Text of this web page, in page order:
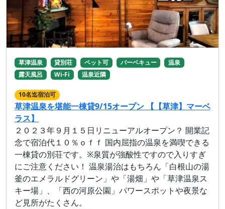
草津温泉 貸別荘 ペット可 バーベキュー
温泉
露天風呂
Wi-Fi 温泉近隣
10名迄宿泊可
草津温泉を堪能一棟貸9/15オープン 【【草津】マーベ
ラス】
２０２３年９月１５日リニューアルオープン？ 開業記
念で宿泊代１０％ｏｆｆ 国内屈指の温泉を満喫できる
一棟貸の別荘です。※泉質が強酸性ですので入りすぎ
にご注意ください！ 温泉湯治はもちろん「白根山の湯
釜のエメラルドグリーン」や「湯畑」や「草津温泉ス
キー場」、「西の河原公園」パワースポットや夜景な
ど見所がたくさん。